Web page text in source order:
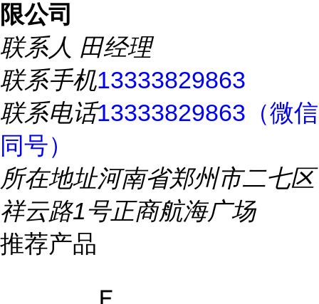
限公司
联系人 田经理
联系手机13333829863
联系电话13333829863（微信
同号）
所在地址河南省郑州市二七区
祥云路1号正商航海广场
推荐产品